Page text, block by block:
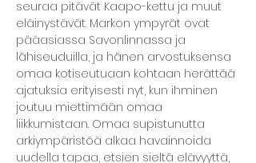
seuraa pitävät Kaapo-kettu ja muut
eläinystävät. Markon ympyrät ovat
pääasiassa Savonlinnassa ja
lähiseuduilla, ja hänen arvostuksensa
omaa kotiseutuaan kohtaan herättää
ajatuksia erityisesti nyt, kun ihminen
joutuu miettimään omaa
liikkumistaan. Omaa supistunutta
arkiympäristöä alkaa havainnoida
uudella tapaa, etsien sieltä elävyyttä,